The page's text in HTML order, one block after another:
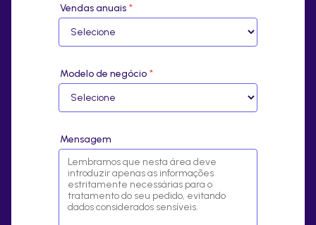
Vendas anuais *
Modelo de negócio *
Mensagem